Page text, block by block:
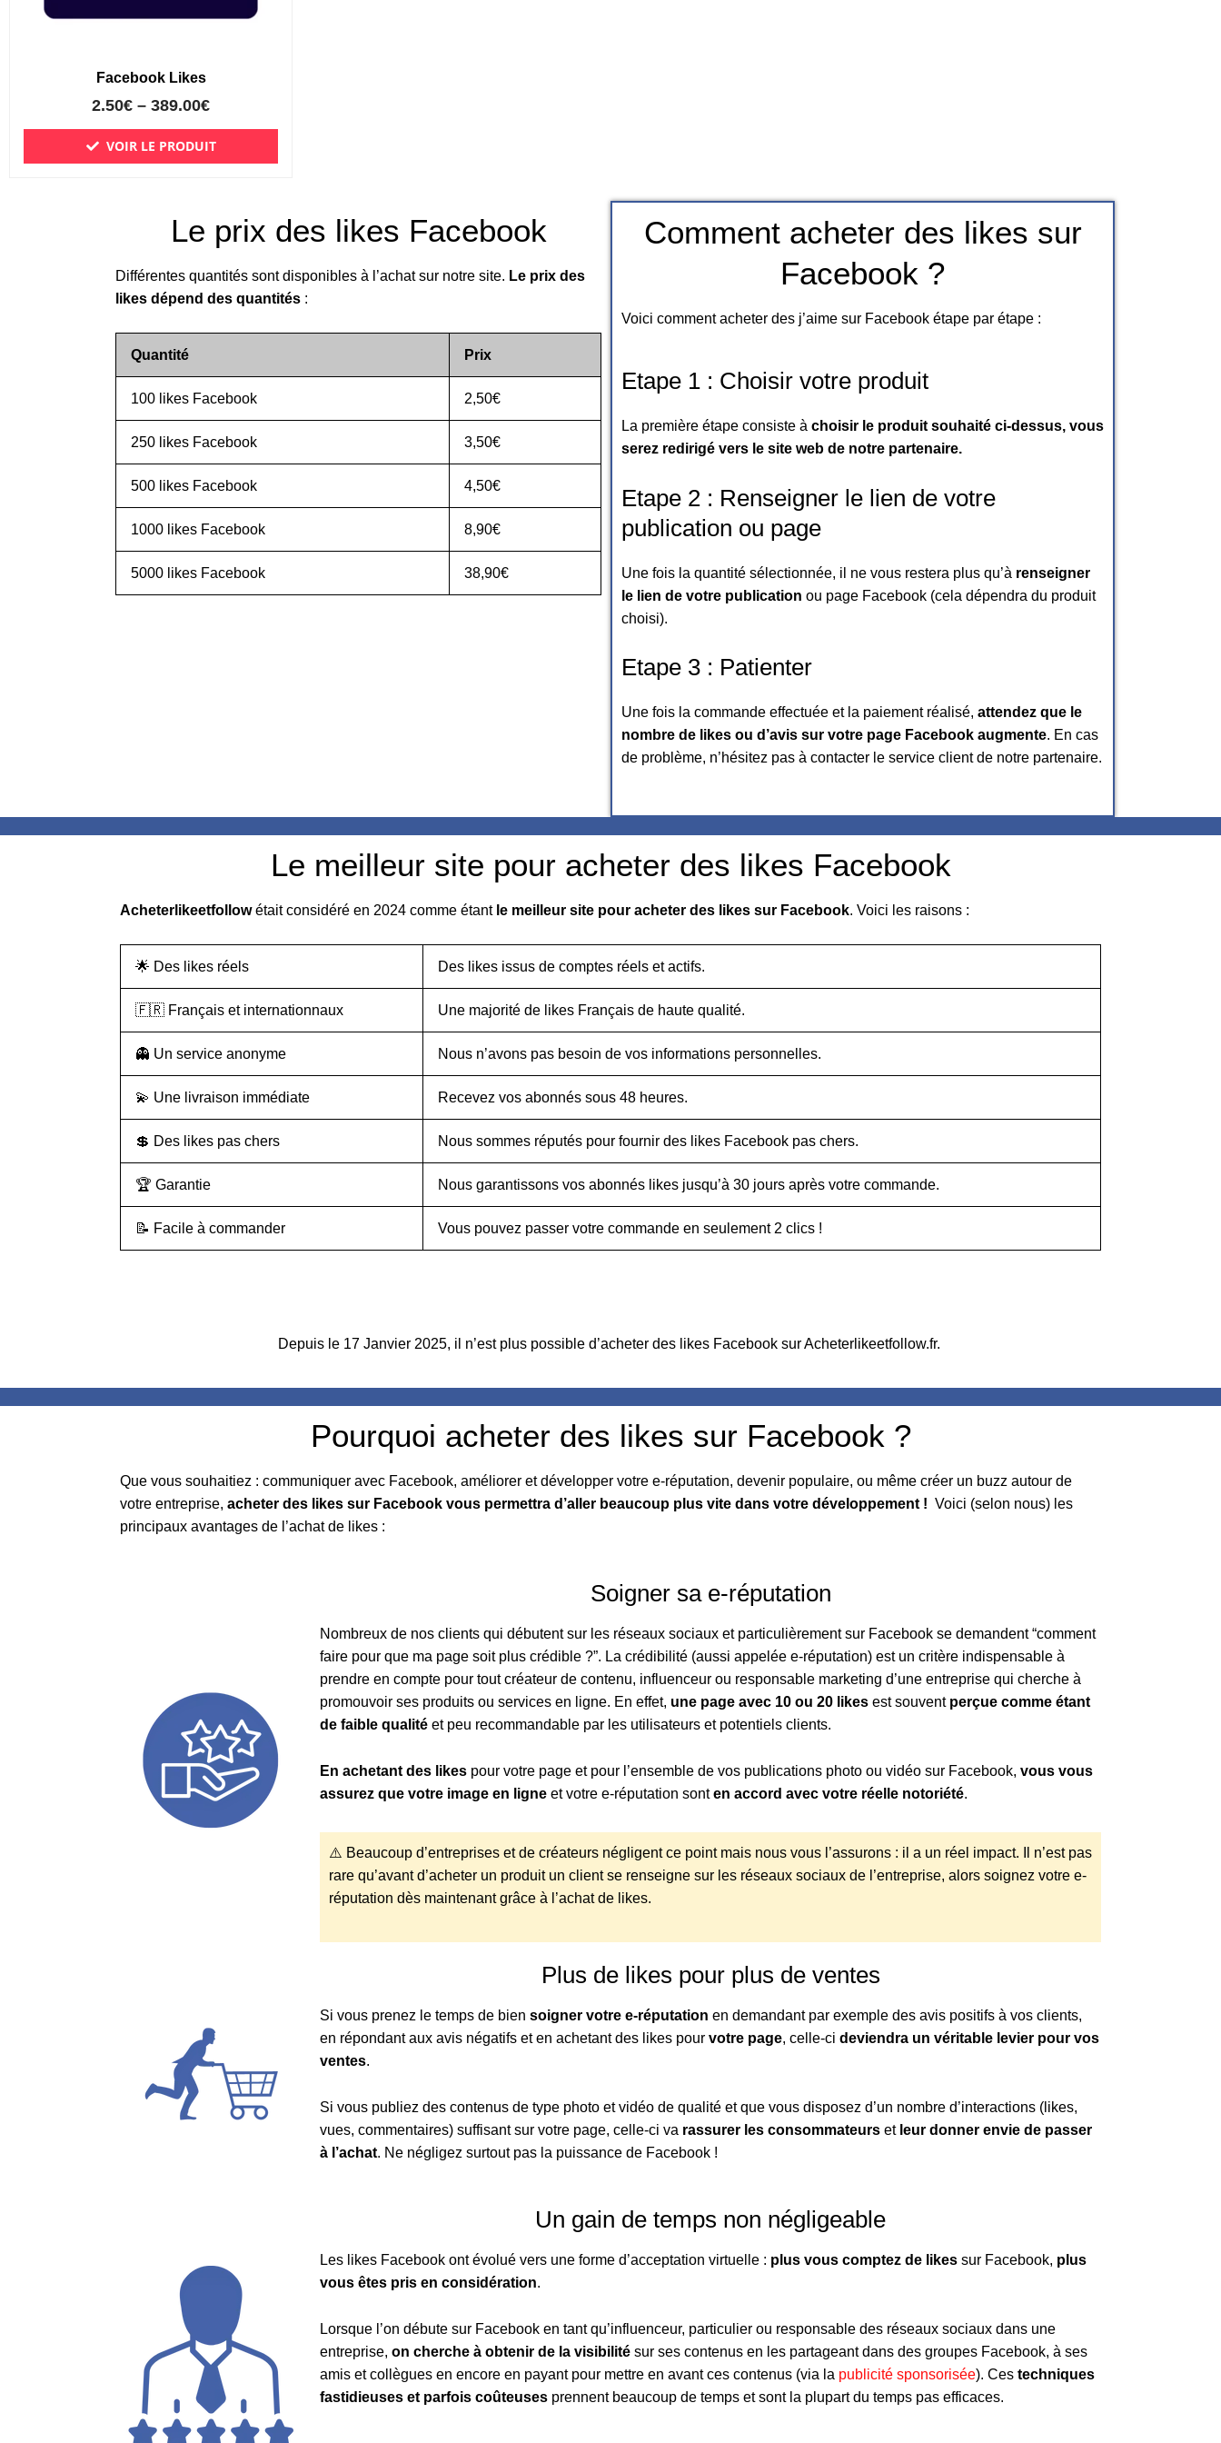
Facebook Likes
2.50€ –389.00€
VOIR LE PRODUIT
du
produit
Le prix des likes Facebook
Différentes quantités sont disponibles à l’achat sur notre site. Le prix des
likes dépend des quantités :
Quantité Prix
100 likes Facebook 2,50€
250 likes Facebook 3,50€
500 likes Facebook 4,50€
1000 likes Facebook 8,90€
5000 likes Facebook 38,90€
Comment acheter des likes sur
Facebook ?
Voici comment acheter des j’aime sur Facebook étape par étape :
Etape 1 : Choisir votre produit
La première étape consiste à choisir le produit souhaité ci-dessus, vous
serez redirigé vers le site web de notre partenaire.
Etape 2 : Renseigner le lien de votre
publication ou page
Une fois la quantité sélectionnée, il ne vous restera plus qu’à renseigner
le lien de votre publication ou page Facebook (cela dépendra du produit
choisi).
Etape 3 : Patienter
Une fois la commande effectuée et la paiement réalisé, attendez que le
nombre de likes ou d’avis sur votre page Facebook augmente. En cas
de problème, n’hésitez pas à contacter le service client de notre partenaire.
Le meilleur site pour acheter des likes Facebook
Acheterlikeetfollowétait considéré en 2024 comme étant le meilleur site pour acheter des likes sur Facebook. Voici les raisons :
🌟 Des likes réels Des likes issus de comptes réels et actifs.
🇫🇷 Français et internationnaux Une majorité de likes Français de haute qualité.
👻 Un service anonyme Nous n’avons pas besoin de vos informations personnelles.
💫 Une livraison immédiate Recevez vos abonnés sous 48 heures.
💲 Des likes pas chers Nous sommes réputés pour fournir des likes Facebook pas chers.
🏆 Garantie Nous garantissons vos abonnés likes jusqu’à 30 jours après votre commande.
📝 Facile à commander Vous pouvez passer votre commande en seulement 2 clics !
Depuis le 17 Janvier 2025, il n’est plus possible d’acheter des likes Facebook sur Acheterlikeetfollow.fr.
Pourquoi acheter des likes sur Facebook ?
Que vous souhaitiez : communiquer avec Facebook, améliorer et développer votre e-réputation, devenir populaire, ou même créer un buzz autour de
votre entreprise, acheter des likes sur Facebook vous permettra d’aller beaucoup plus vite dans votre développement ! Voici (selon nous) les
principaux avantages de l’achat de likes :
Soigner sa e-réputation
Nombreux de nos clients qui débutent sur les réseaux sociaux et particulièrement sur Facebook se demandent “comment
faire pour que ma page soit plus crédible ?”. La crédibilité (aussi appelée e-réputation) est un critère indispensable à
prendre en compte pour tout créateur de contenu, influenceur ou responsable marketing d’une entreprise qui cherche à
promouvoir ses produits ou services en ligne. En effet, une page avec 10 ou 20 likes est souvent perçue comme étant
de faible qualité et peu recommandable par les utilisateurs et potentiels clients.
En achetant des likes pour votre page et pour l’ensemble de vos publications photo ou vidéo sur Facebook, vous vous
assurez que votre image en ligne et votre e-réputation sonten accord avec votre réelle notoriété.
⚠️ Beaucoup d’entreprises et de créateurs négligent ce point mais nous vous l’assurons : il a un réel impact. Il n’est pas
rare qu’avant d’acheter un produit un client se renseigne sur les réseaux sociaux de l’entreprise, alors soignez votre e-
réputation dès maintenant grâce à l’achat de likes.
Plus de likes pour plus de ventes
Si vous prenez le temps de bien soigner votre e-réputation en demandant par exemple des avis positifs à vos clients,
en répondant aux avis négatifs et en achetant des likes pour votre page, celle-ci deviendra un véritable levier pour vos
ventes.
Si vous publiez des contenus de type photo et vidéo de qualité et que vous disposez d’un nombre d’interactions (likes,
vues, commentaires) suffisant sur votre page, celle-ci va rassurer les consommateurs et leur donner envie de passer
à l’achat. Ne négligez surtout pas la puissance de Facebook !
Un gain de temps non négligeable
Les likes Facebook ont évolué vers une forme d’acceptation virtuelle : plus vous comptez de likes sur Facebook, plus
vous êtes pris en considération.
Lorsque l’on débute sur Facebook en tant qu’influenceur, particulier ou responsable des réseaux sociaux dans une
entreprise, on cherche à obtenir de la visibilité sur ses contenus en les partageant dans des groupes Facebook, à ses
amis et collègues en encore en payant pour mettre en avant ces contenus (via la publicité sponsorisée). Ces techniques
fastidieuses et parfois coûteuses prennent beaucoup de temps et sont la plupart du temps pas efficaces.